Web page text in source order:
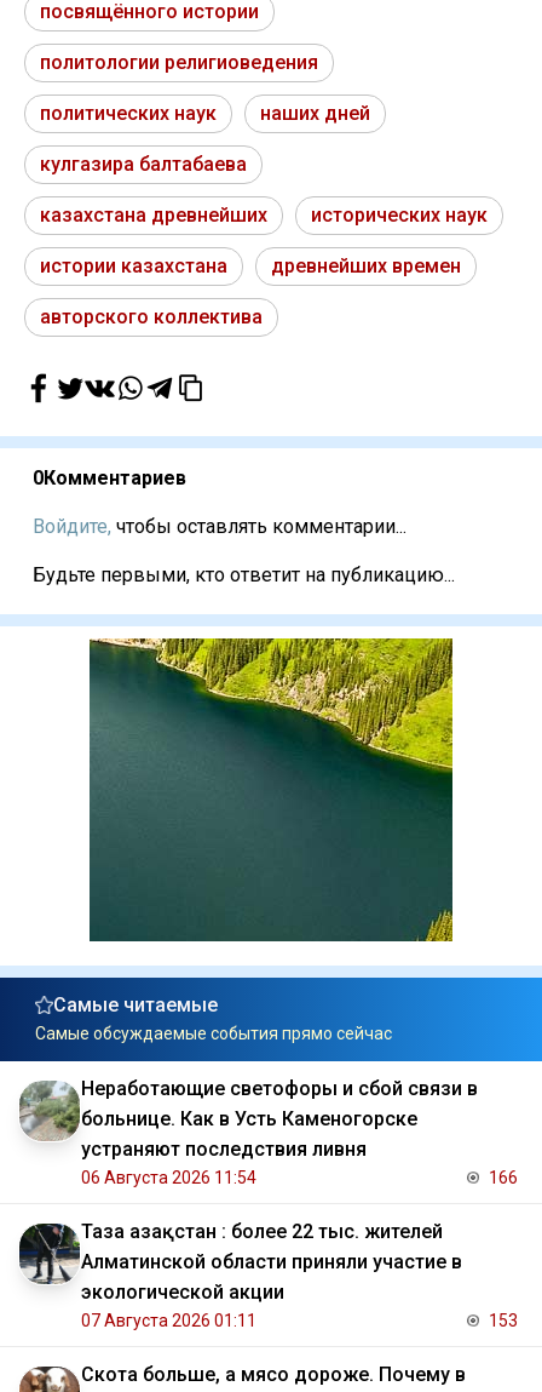
посвящённого истории
политологии религиоведения
политических наук наших дней
кулгазира балтабаева
казахстана древнейших исторических наук
истории казахстана древнейших времен
авторского коллектива
0Комментариев
Войдите, чтобы оставлять комментарии...
Будьте первыми, кто ответит на публикацию...
Самые читаемые
Самые обсуждаемые события прямо сейчас
Неработающие светофоры и сбой связи в
больнице. Как в Усть Каменогорске
устраняют последствия ливня
06 Августа 2026 11:54 166
Таза Қазақстан : более 22 тыс. жителей
Алматинской области приняли участие в
экологической акции
07 Августа 2026 01:11 153
Скота больше, а мясо дороже. Почему в